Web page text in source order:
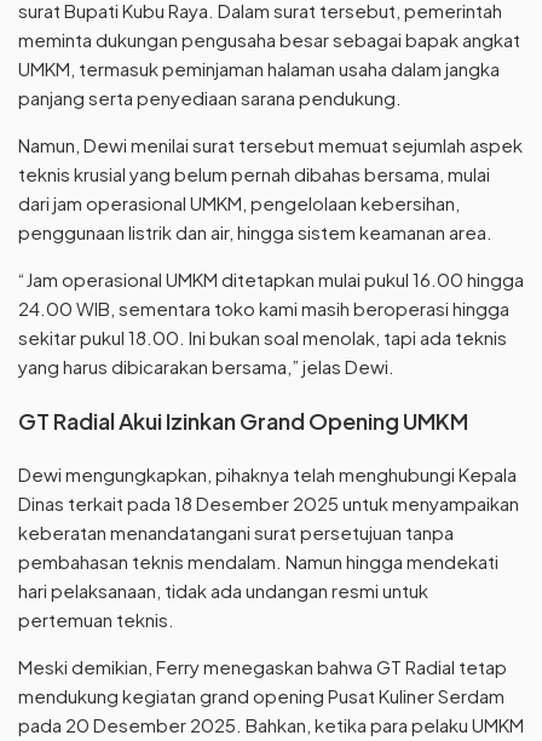
surat Bupati Kubu Raya. Dalam surat tersebut, pemerintah
meminta dukungan pengusaha besar sebagai bapak angkat
UMKM, termasuk peminjaman halaman usaha dalam jangka
panjang serta penyediaan sarana pendukung.
Namun, Dewi menilai surat tersebut memuat sejumlah aspek
teknis krusial yang belum pernah dibahas bersama, mulai
dari jam operasional UMKM, pengelolaan kebersihan,
penggunaan listrik dan air, hingga sistem keamanan area.
“Jam operasional UMKM ditetapkan mulai pukul 16.00 hingga
24.00 WIB, sementara toko kami masih beroperasi hingga
sekitar pukul 18.00. Ini bukan soal menolak, tapi ada teknis
yang harus dibicarakan bersama,” jelas Dewi.
GT Radial Akui Izinkan Grand Opening UMKM
Dewi mengungkapkan, pihaknya telah menghubungi Kepala
Dinas terkait pada 18 Desember 2025 untuk menyampaikan
keberatan menandatangani surat persetujuan tanpa
pembahasan teknis mendalam. Namun hingga mendekati
hari pelaksanaan, tidak ada undangan resmi untuk
pertemuan teknis.
Meski demikian, Ferry menegaskan bahwa GT Radial tetap
mendukung kegiatan grand opening Pusat Kuliner Serdam
pada 20 Desember 2025. Bahkan, ketika para pelaku UMKM